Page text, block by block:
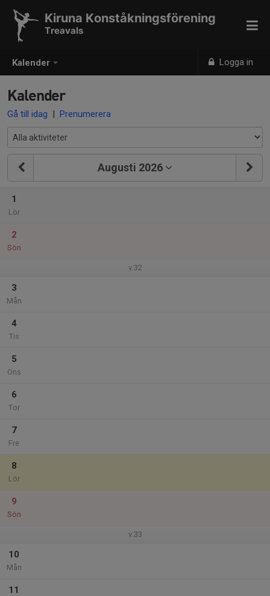
Kalender Logga in
Kiruna Konståkningsförening
Treavals
Kalender
Gå till idag | Prenumerera
Augusti 2026
1
Lör
2
Sön
v.32
3
Mån
4
Tis
5
Ons
6
Tor
7
Fre
8
Lör
9
Sön
v.33
10
Mån
11